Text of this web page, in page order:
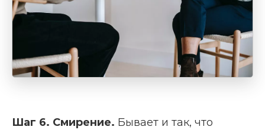
Шаг 6. Смирение. Бывает и так, что